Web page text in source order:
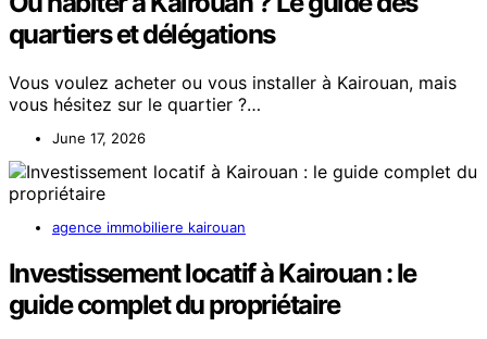
quartiers et délégations
Vous voulez acheter ou vous installer à Kairouan, mais
vous hésitez sur le quartier ?…
June 17, 2026
agence immobiliere kairouan
Investissement locatif à Kairouan : le
guide complet du propriétaire